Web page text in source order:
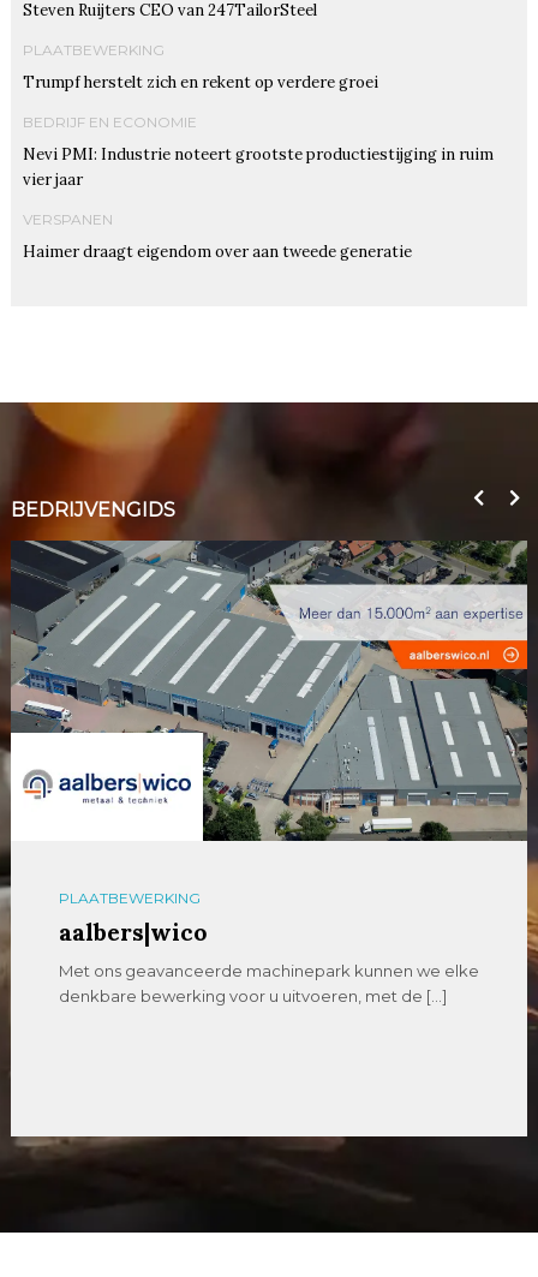
Steven Ruijters CEO van 247TailorSteel
PLAATBEWERKING
Trumpf herstelt zich en rekent op verdere groei
BEDRIJF EN ECONOMIE
Nevi PMI: Industrie noteert grootste productiestijging in ruim
vier jaar
VERSPANEN
Haimer draagt eigendom over aan tweede generatie
BEDRIJVENGIDS
PLAATBEWERKING
aalbers|wico
Met ons geavanceerde machinepark kunnen we elke
denkbare bewerking voor u uitvoeren, met de […]